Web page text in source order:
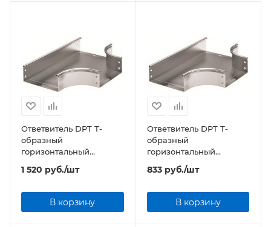
Ответвитель DPT Т-
образный
горизонтальный
1 520 руб./шт
В корзину
Ответвитель DPT Т-
образный
горизонтальный
833руб./шт
В корзину